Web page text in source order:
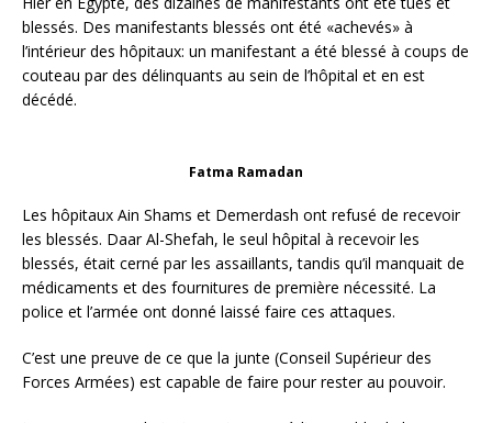
blessés. Des manifestants blessés ont été «achevés» à
l’intérieur des hôpitaux: un manifestant a été blessé à coups de
couteau par des délinquants au sein de l’hôpital et en est
décédé.
Fatma Ramadan
Les hôpitaux Ain Shams et Demerdash ont refusé de recevoir
les blessés. Daar Al-Shefah, le seul hôpital à recevoir les
blessés, était cerné par les assaillants, tandis qu’il manquait de
médicaments et des fournitures de première nécessité. La
police et l’armée ont donné laissé faire ces attaques.
C’est une preuve de ce que la junte (Conseil Supérieur des
Forces Armées) est capable de faire pour rester au pouvoir.